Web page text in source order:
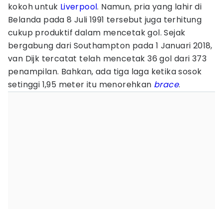
kokoh untuk Liverpool. Namun, pria yang lahir di
Belanda pada 8 Juli 1991 tersebut juga terhitung
cukup produktif dalam mencetak gol. Sejak
bergabung dari Southampton pada 1 Januari 2018,
van Dijk tercatat telah mencetak 36 gol dari 373
penampilan. Bahkan, ada tiga laga ketika sosok
setinggi 1,95 meter itu menorehkan brace.